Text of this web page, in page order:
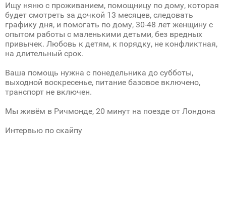
Ищу няню с проживанием, помощницу по дому, которая
будет смотреть за дочкой 13 месяцев, следовать
графику дня, и помогать по дому, 30-48 лет женщинy с
опытом работы с маленькими детьми, без вредных
привычек. Любовь к детям, к порядку, не конфликтная,
на длительный срок.
Ваша помощь нужна с понедельника до субботы,
выходной воскресенье, питание базовое включено,
транспорт не включен.
Мы живём в Ричмонде, 20 минут на поезде от Лондона
Интервью по скайпу